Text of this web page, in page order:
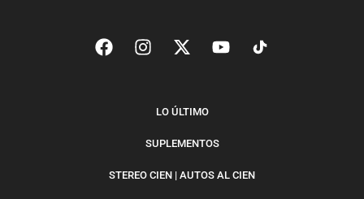
LO ÚLTIMO
SUPLEMENTOS
STEREO CIEN | AUTOS AL CIEN